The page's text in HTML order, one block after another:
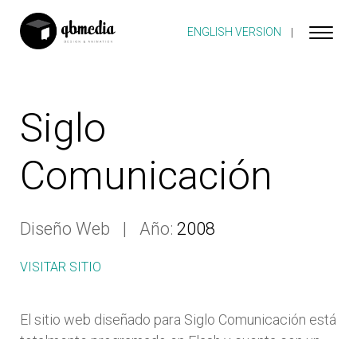
ENGLISH VERSION
Siglo
Comunicación
Diseño Web Año: 2008
VISITAR SITIO
El sitio web diseñado para Siglo Comunicación está